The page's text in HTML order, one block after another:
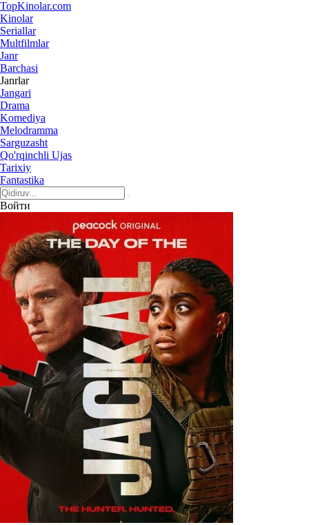
TopKinolar.com
Kinolar
Seriallar
Multfilmlar
Janr
Barchasi
Janrlar
Jangari
Drama
Komediya
Melodramma
Sarguzasht
Qo'rqinchli Ujas
Tarixiy
Fantastika
Войти